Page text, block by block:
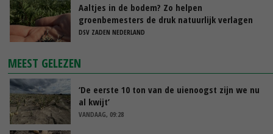
Aaltjes in de bodem? Zo helpen
groenbemesters de druk natuurlijk verlagen
DSV ZADEN NEDERLAND
MEEST GELEZEN
‘De eerste 10 ton van de uienoogst zijn we nu
al kwijt’
VANDAAG, 09:28